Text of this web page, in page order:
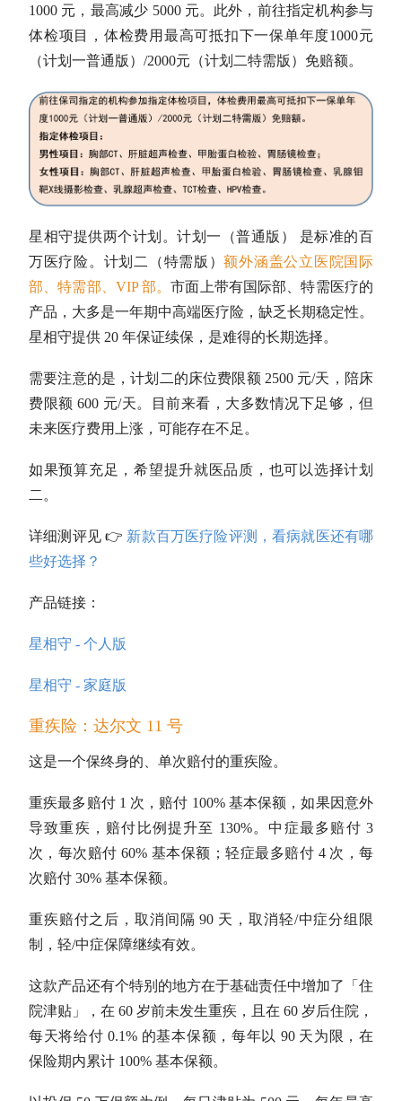
1000 元，最高减少 5000 元。此外，前往指定机构参与
体检项目，体检费用最高可抵扣下一保单年度1000元
（计划一普通版）/2000元（计划二特需版）免赔额。
星相守提供两个计划。计划一（普通版） 是标准的百
万医疗险。计划二（特需版）额外涵盖公立医院国际
部、特需部、VIP 部。市面上带有国际部、特需医疗的
产品，大多是一年期中高端医疗险，缺乏长期稳定性。
星相守提供 20 年保证续保，是难得的长期选择。
需要注意的是，计划二的床位费限额 2500 元/天，陪床
费限额 600 元/天。目前来看，大多数情况下足够，但
未来医疗费用上涨，可能存在不足。
如果预算充足，希望提升就医品质，也可以选择计划
二。
详细测评见 👉 新款百万医疗险评测，看病就医还有哪
些好选择？
产品链接：
星相守 - 个人版
星相守 - 家庭版
重疾险：达尔文 11 号
这是一个保终身的、单次赔付的重疾险。
重疾最多赔付 1 次，赔付 100% 基本保额，如果因意外
导致重疾，赔付比例提升至 130%。中症最多赔付 3
次，每次赔付 60% 基本保额；轻症最多赔付 4 次，每
次赔付 30% 基本保额。
重疾赔付之后，取消间隔 90 天，取消轻/中症分组限
制，轻/中症保障继续有效。
这款产品还有个特别的地方在于基础责任中增加了「住
院津贴」，在 60 岁前未发生重疾，且在 60 岁后住院，
每天将给付 0.1% 的基本保额，每年以 90 天为限，在
保险期内累计 100% 基本保额。